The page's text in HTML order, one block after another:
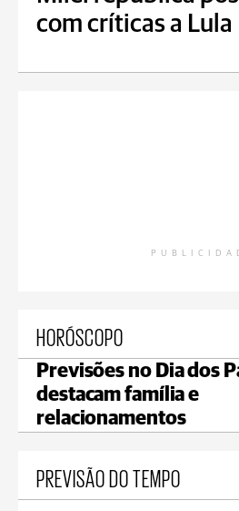
com críticas a Lula
HORÓSCOPO
Previsões no Dia dos
destacam família e
relacionamentos
PREVISÃO DO TEMPO